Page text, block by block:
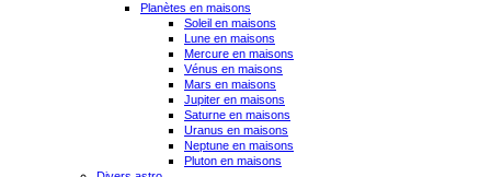
Planètes en maisons
Soleil en maisons
Lune en maisons
Mercure en maisons
Vénus en maisons
Mars en maisons
Jupiter en maisons
Saturne en maisons
Uranus en maisons
Neptune en maisons
Pluton en maisons